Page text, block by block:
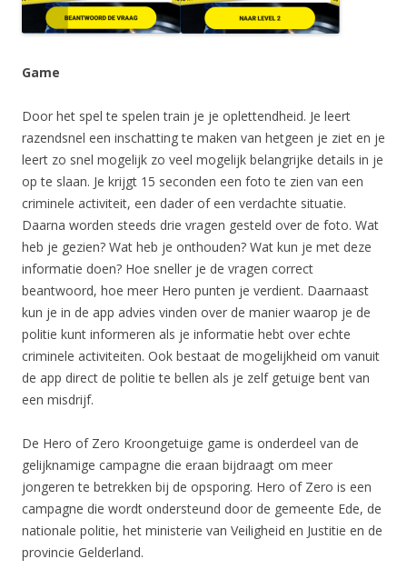
Game
Door het spel te spelen train je je oplettendheid. Je leert
razendsnel een inschatting te maken van hetgeen je ziet en je
leert zo snel mogelijk zo veel mogelijk belangrijke details in je
op te slaan. Je krijgt 15 seconden een foto te zien van een
criminele activiteit, een dader of een verdachte situatie.
Daarna worden steeds drie vragen gesteld over de foto. Wat
heb je gezien? Wat heb je onthouden? Wat kun je met deze
informatie doen? Hoe sneller je de vragen correct
beantwoord, hoe meer Hero punten je verdient. Daarnaast
kun je in de app advies vinden over de manier waarop je de
politie kunt informeren als je informatie hebt over echte
criminele activiteiten. Ook bestaat de mogelijkheid om vanuit
de app direct de politie te bellen als je zelf getuige bent van
een misdrijf.
De Hero of Zero Kroongetuige game is onderdeel van de
gelijknamige campagne die eraan bijdraagt om meer
jongeren te betrekken bij de opsporing. Hero of Zero is een
campagne die wordt ondersteund door de gemeente Ede, de
nationale politie, het ministerie van Veiligheid en Justitie en de
provincie Gelderland.